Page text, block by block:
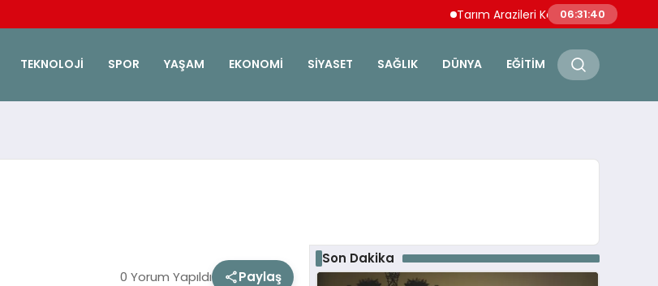
Tarım Arazileri Koruma Yönetmeliği
06:31:41
TEKNOLOJI SPOR YAŞAM EKONOMI SIYASET SAĞLIK DÜNYA EĞITIM
0 Yorum Yapıldı Paylaş
Son Dakika